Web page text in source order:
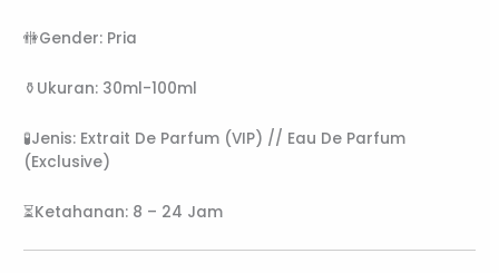
🚻Gender: Pria
⚱️Ukuran: 30ml-100ml
🧪Jenis: Extrait De Parfum (VIP) // Eau De Parfum
(Exclusive)
⏳Ketahanan: 8 – 24 Jam